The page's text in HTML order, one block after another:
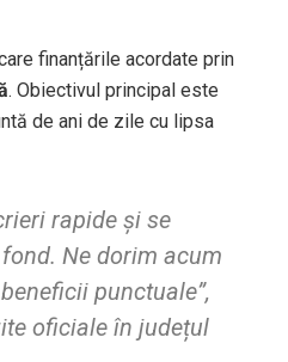
finanțările acordate prin
. Obiectivul principal este
de ani de zile cu lipsa
rapide și se
Ne dorim acum
punctuale”,
oficiale în județul